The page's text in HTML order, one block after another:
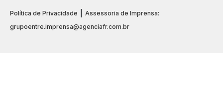
Política de Privacidade
Assessoria de Imprensa:
grupoentre.imprensa@agenciafr.com.br